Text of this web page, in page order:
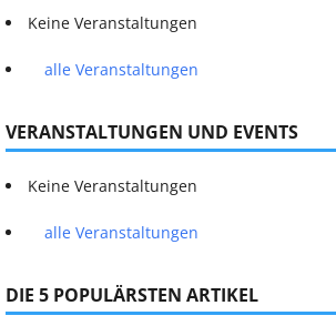
Keine Veranstaltungen
alle Veranstaltungen
VERANSTALTUNGEN UND EVENTS
Keine Veranstaltungen
alle Veranstaltungen
DIE 5 POPULÄRSTEN ARTIKEL